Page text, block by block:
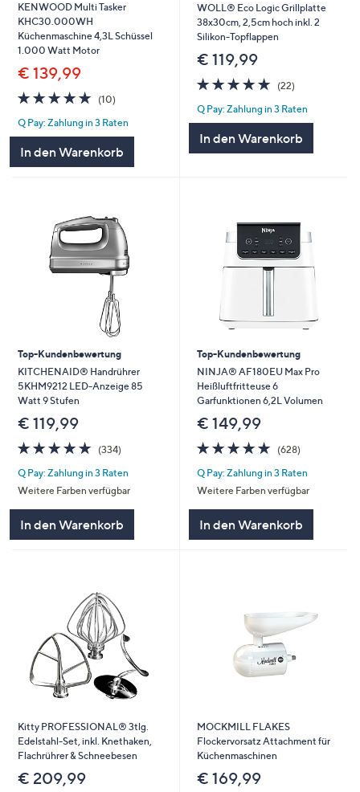
KENWOOD Multi Tasker
KHC30.000WH
Küchenmaschine 4,3L Schüssel
1.000 Watt Motor
€ 139,99
4.7
von
5
(10)10
Q Pay: Zahlung in 3 Raten
In den Warenkorb
WOLL® Eco Logic Grillplatte
38x30cm, 2,5cm hoch inkl. 2
Silikon-Topflappen
€ 119,99
4.7
von
5
(22)22
Q Pay: Zahlung in 3 Raten
In den Warenkorb
Top-Kundenbewertung
KITCHENAID® Handrührer
5KHM9212 LED-Anzeige 85
Watt 9 Stufen
€ 119,99
4.7
von
5
(334)
Q Pay: Zahlung in 3 Raten
Weitere Farben verfügbar
In den Warenkorb
Top-Kundenbewertung
NINJA® AF180EU Max Pro
Heißluftfritteuse 6
Garfunktionen 6,2L Volumen
€ 149,99
4.7
von
5
(628)628
Q Pay: Zahlung in 3 Raten
Weitere Farben verfügbar
In den Warenkorb
Kitty PROFESSIONAL® 3tlg.
Edelstahl-Set, inkl. Knethaken,
Flachrührer & Schneebesen
€ 209,99
MOCKMILL FLAKES
Flockervorsatz Attachment für
Küchenmaschinen
€ 169,99